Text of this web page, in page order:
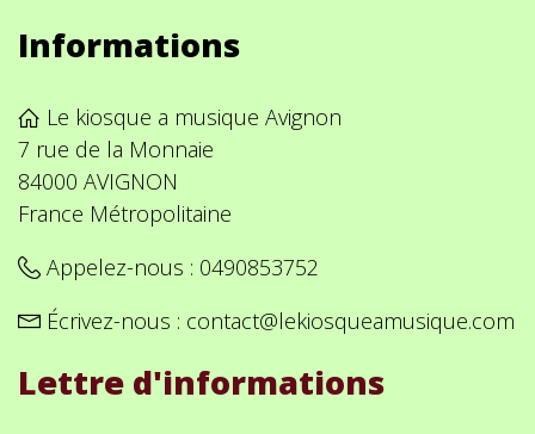
Informations
Le kiosque a musique Avignon
7 rue de la Monnaie
84000 AVIGNON
France Métropolitaine
Appelez-nous : 0490853752
Écrivez-nous : contact@lekiosqueamusique.com
Lettre d'informations